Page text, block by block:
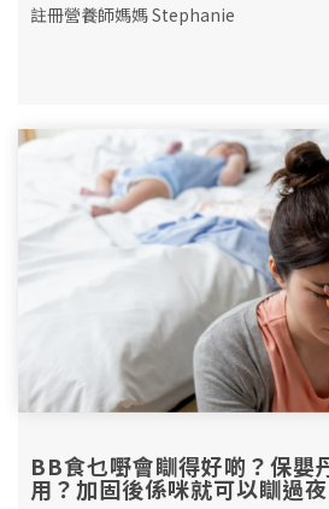
註冊營養師媽媽 Stephanie
BB食乜嘢會瞓得好啲？保嬰
用？加固後係咪就可以瞓過夜